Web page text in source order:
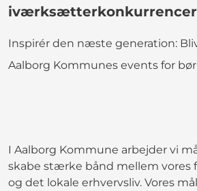
iværksætterkonkurrencer
Inspirér den næste generation:
Aalborg Kommunes events for
I Aalborg Kommune arbejder vi
skabe stærke bånd mellem vores
og det lokale erhvervsliv. Vores